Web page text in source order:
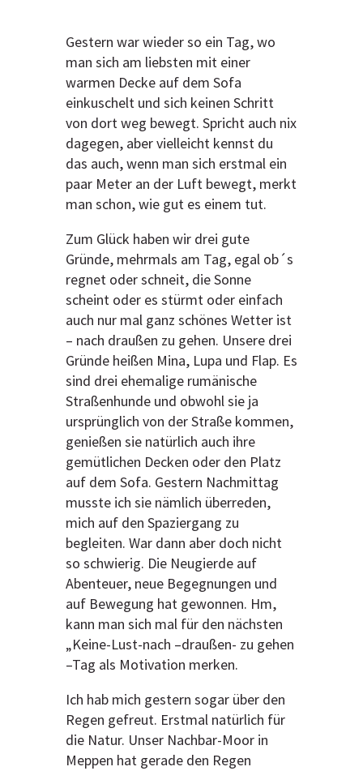
Gestern war wieder so ein Tag, wo
man sich am liebsten mit einer
warmen Decke auf dem Sofa
einkuschelt und sich keinen Schritt
von dort weg bewegt. Spricht auch nix
dagegen, aber vielleicht kennst du
das auch, wenn man sich erstmal ein
paar Meter an der Luft bewegt, merkt
man schon, wie gut es einem tut.
Zum Glück haben wir drei gute
Gründe, mehrmals am Tag, egal ob´s
regnet oder schneit, die Sonne
scheint oder es stürmt oder einfach
auch nur mal ganz schönes Wetter ist
– nach draußen zu gehen. Unsere drei
Gründe heißen Mina, Lupa und Flap. Es
sind drei ehemalige rumänische
Straßenhunde und obwohl sie ja
ursprünglich von der Straße kommen,
genießen sie natürlich auch ihre
gemütlichen Decken oder den Platz
auf dem Sofa. Gestern Nachmittag
musste ich sie nämlich überreden,
mich auf den Spaziergang zu
begleiten. War dann aber doch nicht
so schwierig. Die Neugierde auf
Abenteuer, neue Begegnungen und
auf Bewegung hat gewonnen. Hm,
kann man sich mal für den nächsten
„Keine-Lust-nach –draußen- zu gehen
–Tag als Motivation merken.
Ich hab mich gestern sogar über den
Regen gefreut. Erstmal natürlich für
die Natur. Unser Nachbar-Moor in
Meppen hat gerade den Regen